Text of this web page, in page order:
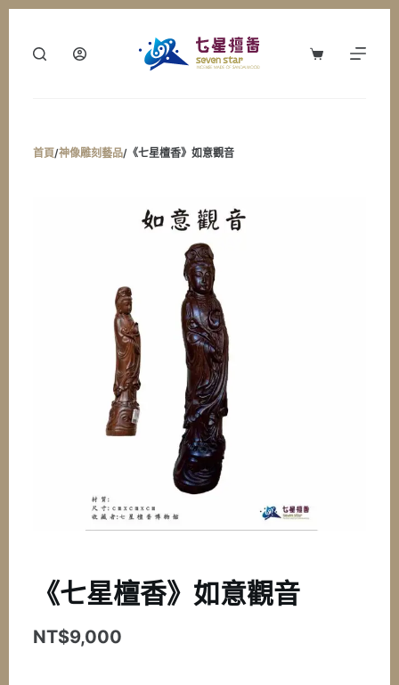
購
首頁/神像雕刻藝品/《七星檀香》如意觀音
《七星檀香》如意觀音
NT$9,000